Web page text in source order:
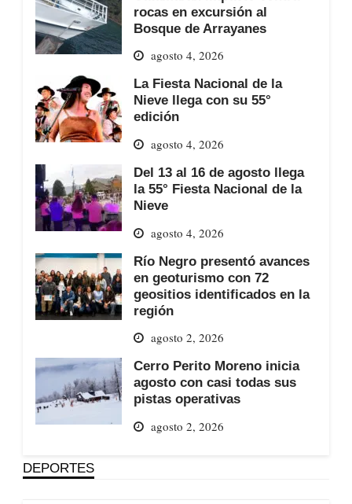
rocas en excursión al
Bosque de Arrayanes
agosto 4, 2026
La Fiesta Nacional de la
Nieve llega con su 55°
edición
agosto 4, 2026
Del 13 al 16 de agosto llega
la 55° Fiesta Nacional de la
Nieve
agosto 4, 2026
Río Negro presentó avances
en geoturismo con 72
geositios identificados en la
región
agosto 2, 2026
Cerro Perito Moreno inicia
agosto con casi todas sus
pistas operativas
agosto 2, 2026
DEPORTES